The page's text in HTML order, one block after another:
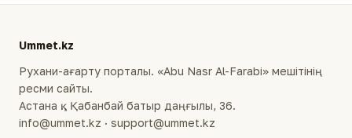
Ummet.kz
Рухани-ағарту порталы. «Abu Nasr Al-Farabi» мешітінің
ресми сайты.
Астана қ., Қабанбай батыр даңғылы, 36.
info@ummet.kz · support@ummet.kz